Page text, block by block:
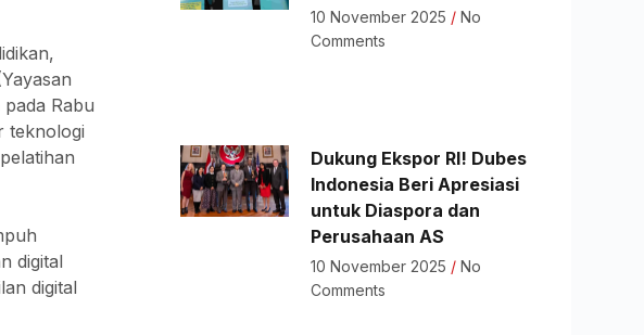
Rabu
teknologi
digital
digital
10 November 2025
No
Comments
Dukung Ekspor RI! Dubes
Indonesia Beri Apresiasi
untuk Diaspora dan
Perusahaan AS
10 November 2025
No
Comments